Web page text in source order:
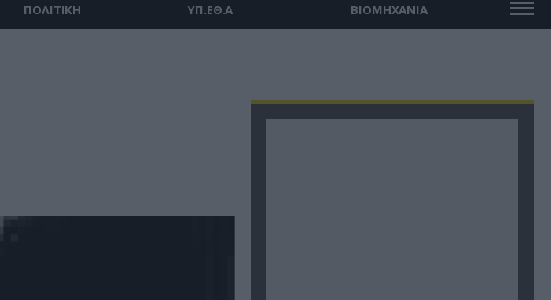
ΠΟΛΙΤΙΚΗ ΥΠ.ΕΘ.Α ΒΙΟΜΗΧΑΝΙΑ